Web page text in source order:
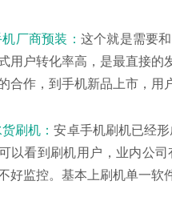
厂商预装： 这个就是需要
用户转化率高，是最直接的
合作，到手机新品上市，用
货刷机：安卓手机刷机已经
以看到刷机用户，业内公
好监控。基本上刷机单一软